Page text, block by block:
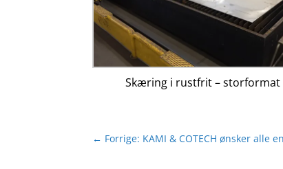
Skæring i rustfrit – storformat
← Forrige: KAMI & COTECH ønsker alle